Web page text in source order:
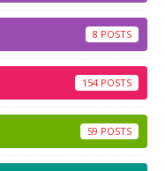
8
154
59